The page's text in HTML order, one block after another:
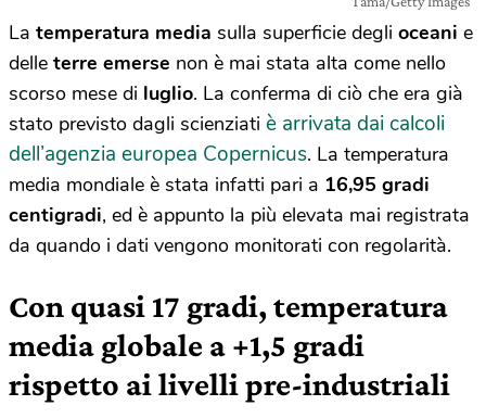
La temperatura media sulla superficie degli oceani e
delle terre emerse non è mai stata alta come nello
scorso mese di luglio. La conferma di ciò che era già
stato previsto dagli scienziati è arrivata dai calcoli
dell’agenzia europea Copernicus. La temperatura
media mondiale è stata infatti pari a 16,95 gradi
centigradi, ed è appunto la più elevata mai registrata
da quando i dati vengono monitorati con regolarità.
Con quasi 17 gradi, temperatura
media globale a +1,5 gradi
rispetto ai livelli pre-industriali